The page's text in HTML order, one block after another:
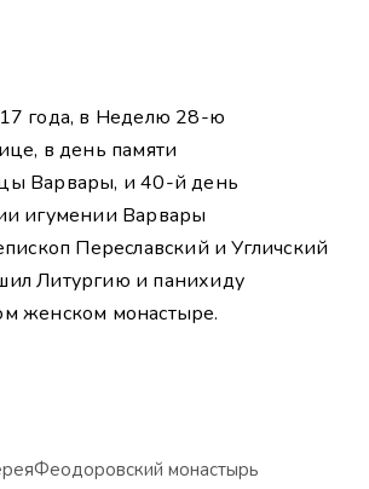
года, в Неделю 28-ю
в день памяти
Варвары, и 40-й день
игумении Варвары
Переславский и Угличский
Литургию и панихиду
женском монастыре.
Феодоровский монастырь